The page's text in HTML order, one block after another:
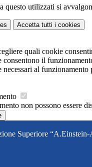
questo utilizzati si
Accetta tutti i cookies
quali cookie
consentono il
al funzionamento
non possono essere
Superiore